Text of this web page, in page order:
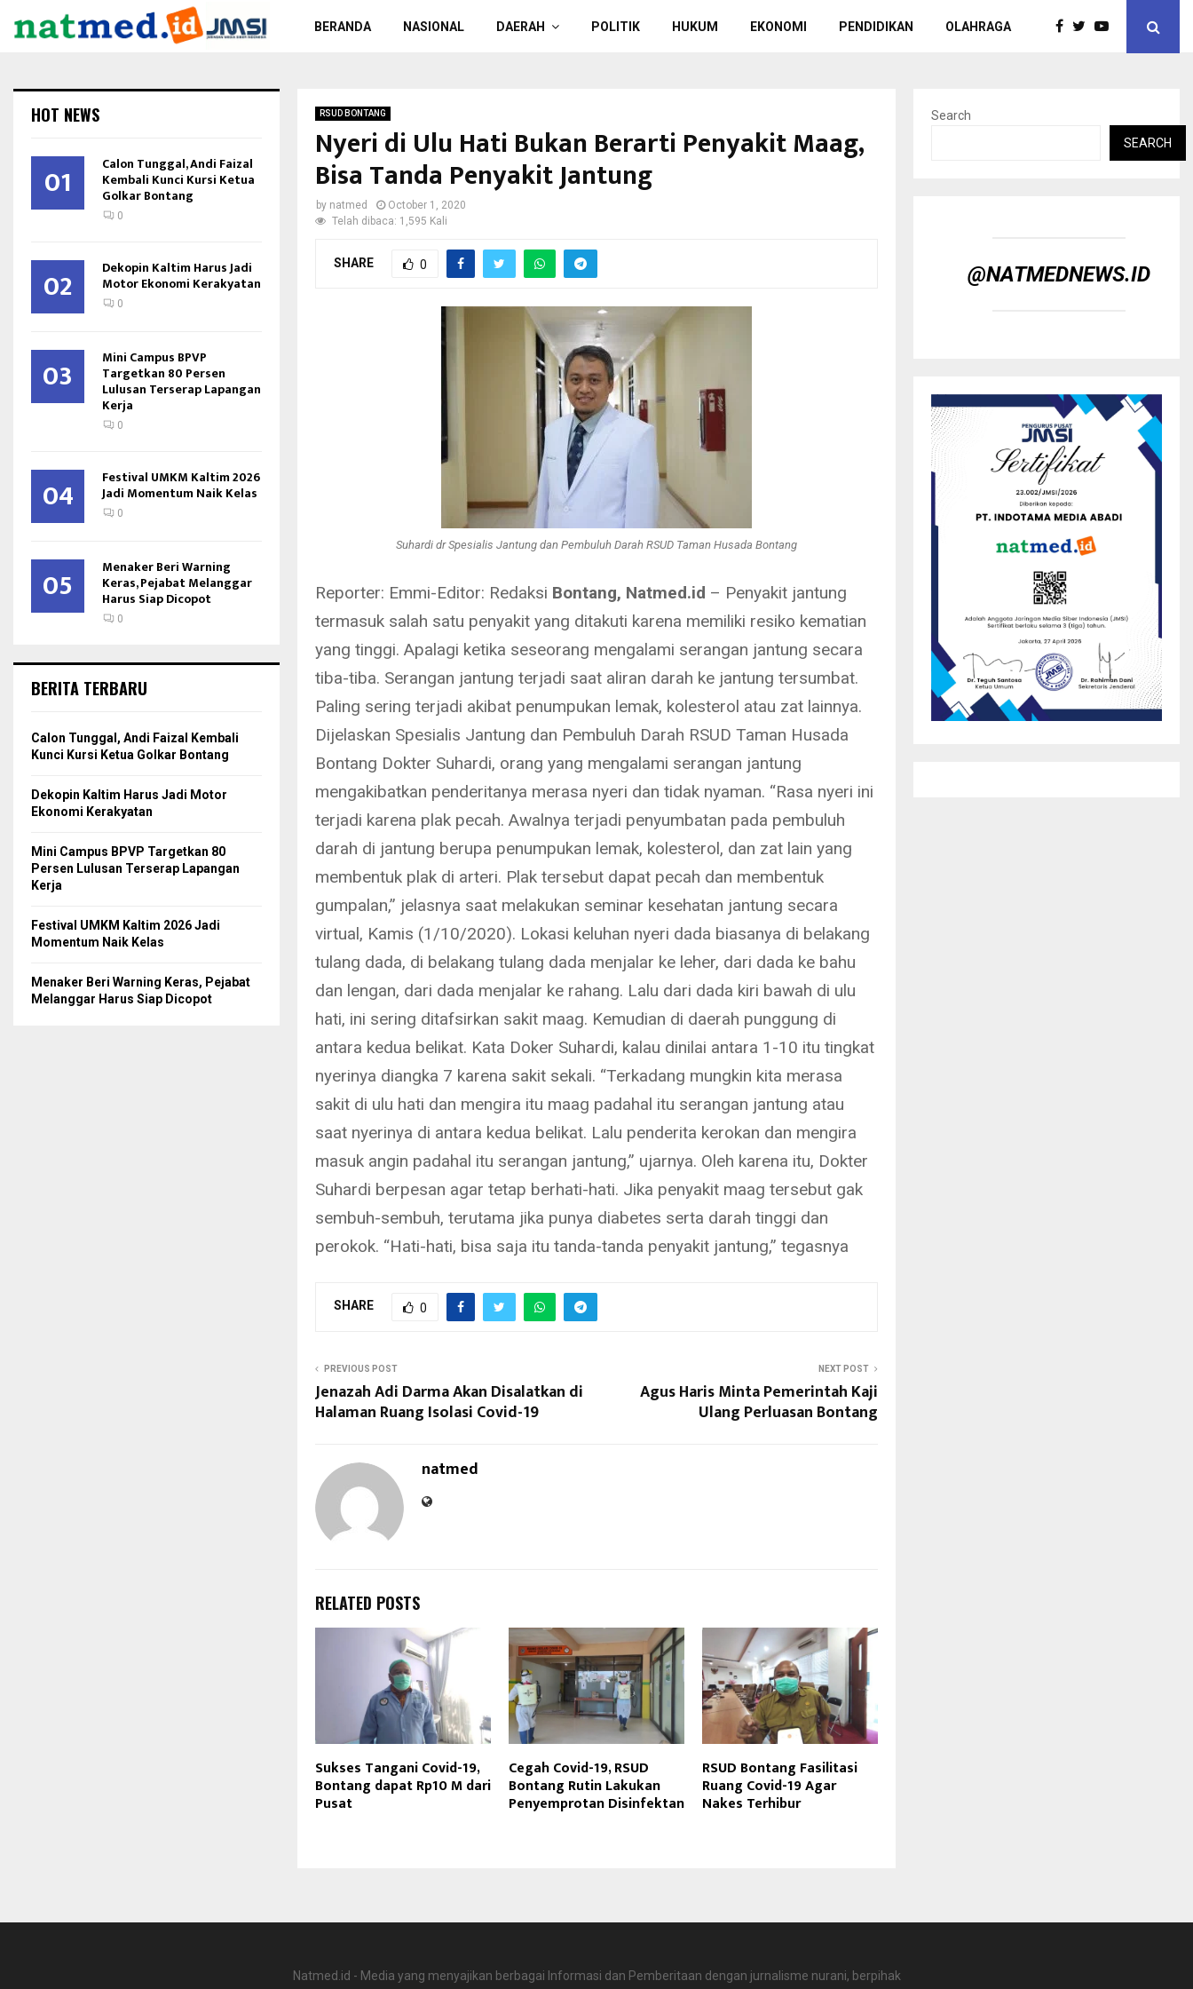
BERANDA NASIONAL DAERAH POLITIK HUKUM EKONOMI PENDIDIKAN OLAHRAGA
RSUD BONTANG
Nyeri di Ulu Hati Bukan Berarti Penyakit Maag,
Bisa Tanda Penyakit Jantung
by natmed
October 1, 2020
Telah dibaca: 1,595 Kali
SHARE 0
Suhardi dr Spesialis Jantung dan Pembuluh Darah RSUD Taman Husada Bontang
Reporter: Emmi-Editor: Redaksi Bontang, Natmed.id – Penyakit jantung
termasuk salah satu penyakit yang ditakuti karena memiliki resiko kematian
yang tinggi. Apalagi ketika seseorang mengalami serangan jantung secara
tiba-tiba. Serangan jantung terjadi saat aliran darah ke jantung tersumbat.
Paling sering terjadi akibat penumpukan lemak, kolesterol atau zat lainnya.
Dijelaskan Spesialis Jantung dan Pembuluh Darah RSUD Taman Husada
Bontang Dokter Suhardi, orang yang mengalami serangan jantung
mengakibatkan penderitanya merasa nyeri dan tidak nyaman. “Rasa nyeri ini
terjadi karena plak pecah. Awalnya terjadi penyumbatan pada pembuluh
darah di jantung berupa penumpukan lemak, kolesterol, dan zat lain yang
membentuk plak di arteri. Plak tersebut dapat pecah dan membentuk
gumpalan,” jelasnya saat melakukan seminar kesehatan jantung secara
virtual, Kamis (1/10/2020). Lokasi keluhan nyeri dada biasanya di belakang
tulang dada, di belakang tulang dada menjalar ke leher, dari dada ke bahu
dan lengan, dari dada menjalar ke rahang. Lalu dari dada kiri bawah di ulu
hati, ini sering ditafsirkan sakit maag. Kemudian di daerah punggung di
antara kedua belikat. Kata Doker Suhardi, kalau dinilai antara 1-10 itu tingkat
nyerinya diangka 7 karena sakit sekali. “Terkadang mungkin kita merasa
sakit di ulu hati dan mengira itu maag padahal itu serangan jantung atau
saat nyerinya di antara kedua belikat. Lalu penderita kerokan dan mengira
masuk angin padahal itu serangan jantung,” ujarnya. Oleh karena itu, Dokter
Suhardi berpesan agar tetap berhati-hati. Jika penyakit maag tersebut gak
sembuh-sembuh, terutama jika punya diabetes serta darah tinggi dan
perokok. “Hati-hati, bisa saja itu tanda-tanda penyakit jantung,” tegasnya
SHARE 0
PREVIOUS POST
Jenazah Adi Darma Akan Disalatkan di
Halaman Ruang Isolasi Covid-19
NEXT POST
Agus Haris Minta Pemerintah Kaji
Ulang Perluasan Bontang
natmed
RELATED POSTS
Sukses Tangani Covid-19,
Bontang dapat Rp10 M dari
Pusat
Cegah Covid-19, RSUD
Bontang Rutin Lakukan
Penyemprotan Disinfektan
RSUD Bontang Fasilitasi
Ruang Covid-19 Agar
Nakes Terhibur
HOT NEWS
01 Calon Tunggal, Andi Faizal
Kembali Kunci Kursi Ketua
Golkar Bontang
0
02 Dekopin Kaltim Harus Jadi
Motor Ekonomi Kerakyatan
0
03 Mini Campus BPVP
Targetkan 80 Persen
Lulusan Terserap Lapangan
Kerja
0
04 Festival UMKM Kaltim 2026
Jadi Momentum Naik Kelas
0
05 Menaker Beri Warning
Keras, Pejabat Melanggar
Harus Siap Dicopot
0
BERITA TERBARU
Calon Tunggal, Andi Faizal Kembali
Kunci Kursi Ketua Golkar Bontang
Dekopin Kaltim Harus Jadi Motor
Ekonomi Kerakyatan
Mini Campus BPVP Targetkan 80
Persen Lulusan Terserap Lapangan
Kerja
Festival UMKM Kaltim 2026 Jadi
Momentum Naik Kelas
Menaker Beri Warning Keras, Pejabat
Melanggar Harus Siap Dicopot
Search
SEARCH
@NATMEDNEWS.ID
Natmed.id - Media yang menyajikan berbagai Informasi dan Pemberitaan dengan jurnalisme nurani, berpihak